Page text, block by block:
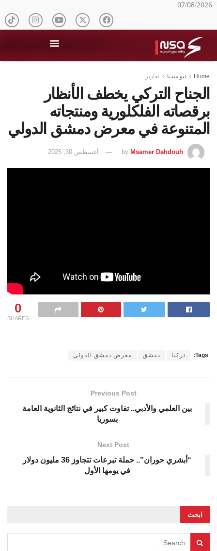
07/08/2026
Home نيو ميديا تقارير
الجناح التركي يخطف الأنظار
برقصاته الفلكلورية ومنتجاته
المتنوعة في معرض دمشق الدولي
by Msamer Dahdouh أغسطس 30, 2025
0
SHARES
Tags: تركيا دمشق معرض دمشق الدولي
Previous Post
بين العلمي والأدبي.. تفاوت كبير في نتائج الثانوية العامة
بسوريا
Next Post
“أبشري حوران”.. حملة تبرعات تتجاوز 36 مليون دولار
في يومها الأول
ابحث